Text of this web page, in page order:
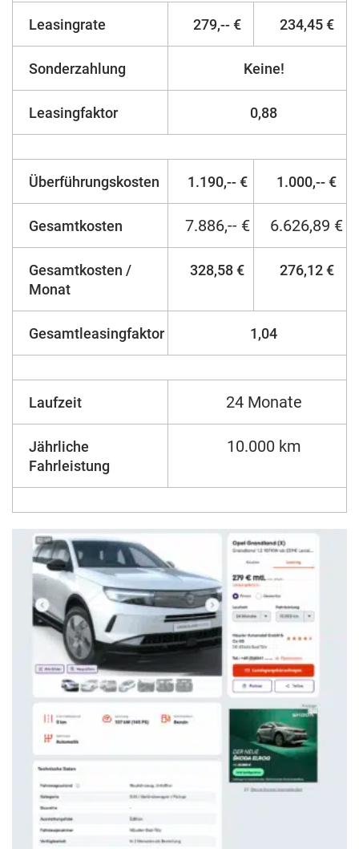
Leasingrate 279,-- € 234,45 €
Sonderzahlung Keine!
Leasingfaktor 0,88
Überführungskosten 1.190,-- € 1.000,-- €
Gesamtkosten 7.886,-- € 6.626,89 €
Gesamtkosten /
Monat
328,58 € 276,12 €
Gesamtleasingfaktor 1,04
Laufzeit 24 Monate
Jährliche
Fahrleistung
10.000 km